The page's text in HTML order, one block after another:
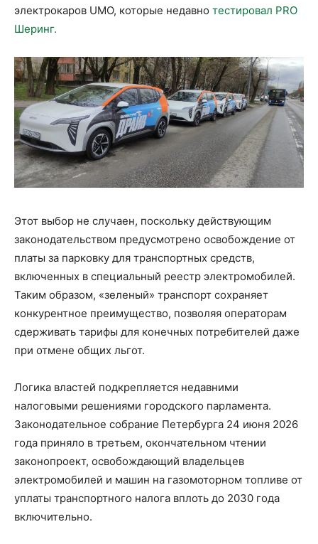
электрокаров UMO, которые недавно тестировал PRO
Шеринг.
Этот выбор не случаен, поскольку действующим
законодательством предусмотрено освобождение от
платы за парковку для транспортных средств,
включенных в специальный реестр электромобилей.
Таким образом, «зеленый» транспорт сохраняет
конкурентное преимущество, позволяя операторам
сдерживать тарифы для конечных потребителей даже
при отмене общих льгот.
Логика властей подкрепляется недавними
налоговыми решениями городского парламента.
Законодательное собрание Петербурга 24 июня 2026
года приняло в третьем, окончательном чтении
законопроект, освобождающий владельцев
электромобилей и машин на газомоторном топливе от
уплаты транспортного налога вплоть до 2030 года
включительно.